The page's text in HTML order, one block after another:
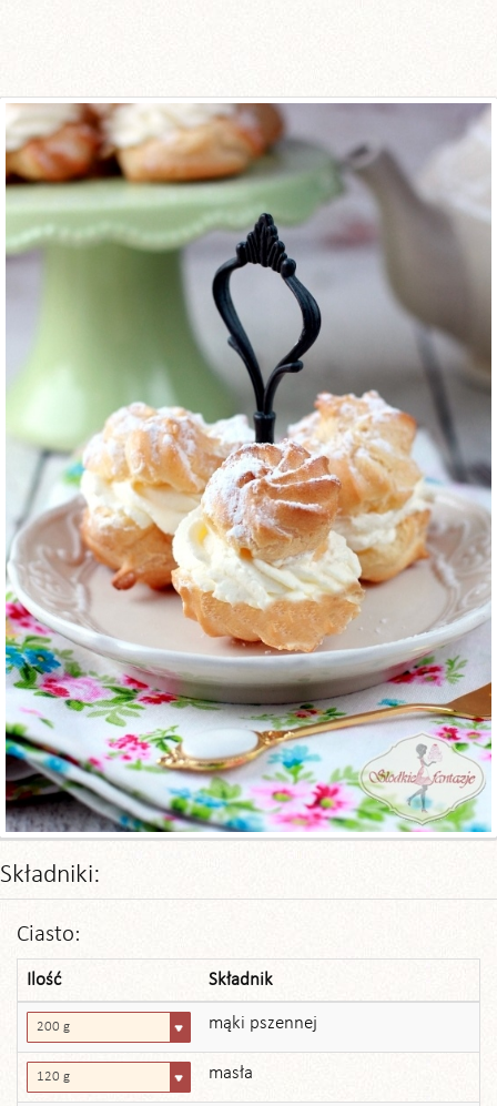
Składniki:
Ciasto:
Ilość Składnik
200 g mąki pszennej
120 g masła